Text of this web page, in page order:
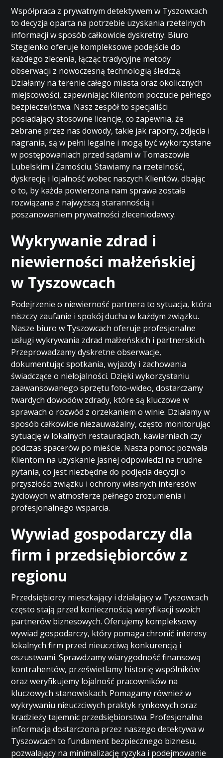
Współpraca z prywatnym detektywem w Tyszowcach
to decyzja oparta na potrzebie uzyskania rzetelnych
informacji w sposób całkowicie dyskretny. Biuro
Stegienko oferuje kompleksowe podejście do
każdego zlecenia, łącząc tradycyjne metody
obserwacji z nowoczesną technologią śledczą.
Działamy na terenie całego miasta oraz okolicznych
miejscowości, zapewniając Klientom poczucie pełnego
bezpieczeństwa. Nasz zespół to specjaliści
posiadający stosowne licencje, co zapewnia, że
zebrane przez nas dowody, takie jak raporty, zdjęcia i
nagrania, są w pełni legalne i mogą być wykorzystane
w postępowaniach przed sądami w Tomaszowie
Lubelskim i Zamościu. Stawiamy na rzetelność,
dyskrecję i lojalność wobec naszych Klientów, dbając
o to, by każda powierzona nam sprawa została
rozwiązana z najwyższą starannością i
poszanowaniem prywatności zleceniodawcy.
Wykrywanie zdrad i
niewierności małżeńskiej
w Tyszowcach
Podejrzenie o niewierność partnera to sytuacja, która
niszczy zaufanie i spokój ducha w każdym związku.
Nasze biuro w Tyszowcach oferuje profesjonalne
usługi wykrywania zdrad małżeńskich i partnerskich.
Przeprowadzamy dyskretne obserwacje,
dokumentując spotkania, wyjazdy i zachowania
świadczące o nielojalności. Dzięki wykorzystaniu
zaawansowanego sprzętu foto-wideo, dostarczamy
twardych dowodów zdrady, które są kluczowe w
sprawach o rozwód z orzekaniem o winie. Działamy w
sposób całkowicie niezauważalny, często monitorując
sytuację w lokalnych restauracjach, kawiarniach czy
podczas spacerów po mieście. Nasza pomoc pozwala
Klientom na uzyskanie jasnej odpowiedzi na trudne
pytania, co jest niezbędne do podjęcia decyzji o
przyszłości związku i ochrony własnych interesów
życiowych w atmosferze pełnego zrozumienia i
profesjonalnego wsparcia.
Wywiad gospodarczy dla
firm i przedsiębiorców z
regionu
Przedsiębiorcy mieszkający i działający w Tyszowcach
często stają przed koniecznością weryfikacji swoich
partnerów biznesowych. Oferujemy kompleksowy
wywiad gospodarczy, który pomaga chronić interesy
lokalnych firm przed nieuczciwą konkurencją i
oszustwami. Sprawdzamy wiarygodność finansową
kontrahentów, prześwietlamy historię wspólników
oraz weryfikujemy lojalność pracowników na
kluczowych stanowiskach. Pomagamy również w
wykrywaniu nieuczciwych praktyk rynkowych oraz
kradzieży tajemnic przedsiębiorstwa. Profesjonalna
informacja dostarczona przez naszego detektywa w
Tyszowcach to fundament bezpiecznego biznesu,
pozwalający na minimalizację ryzyka i podejmowanie